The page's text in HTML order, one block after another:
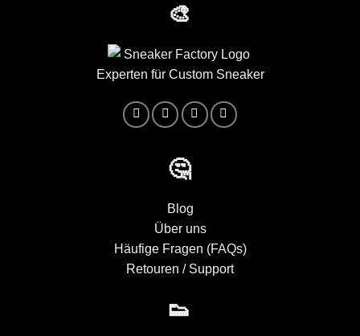
🎨
Experten für Custom Sneaker
🤔
Blog
Über uns
Häufige Fragen (FAQs)
Retouren / Support
👟